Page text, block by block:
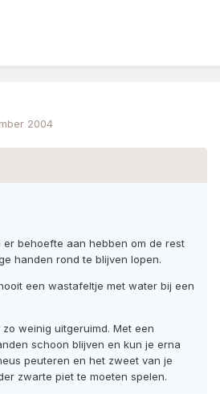
2004
behoefte aan hebben om de rest
handen rond te blijven lopen.
een wastafeltje met water bij een
weinig uitgeruimd. Met een
schoon blijven en kun je erna
peuteren en het zweet van je
zwarte piet te moeten spelen.